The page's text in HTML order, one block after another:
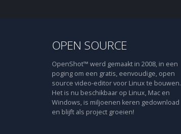
OPEN SOURCE
OpenShot™ werd gemaakt in 2008, in een
poging om een gratis, eenvoudige, open
source video-editor voor Linux te bouwen.
Het is nu beschikbaar op Linux, Mac en
Windows, is miljoenen keren gedownload
en blijft als project groeien!